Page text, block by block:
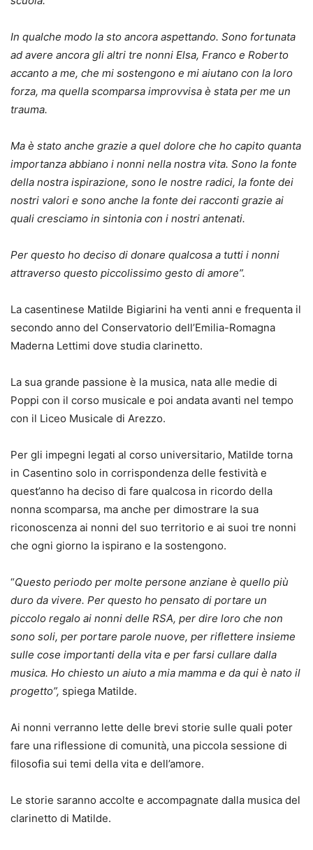
In qualche modo la sto ancora aspettando. Sono fortunata
ad avere ancora gli altri tre nonni Elsa, Franco e Roberto
accanto a me, che mi sostengono e mi aiutano con la loro
forza, ma quella scomparsa improvvisa è stata per me un
trauma.
Ma è stato anche grazie a quel dolore che ho capito quanta
importanza abbiano i nonni nella nostra vita. Sono la fonte
della nostra ispirazione, sono le nostre radici, la fonte dei
nostri valori e sono anche la fonte dei racconti grazie ai
quali cresciamo in sintonia con i nostri antenati.
Per questo ho deciso di donare qualcosa a tutti i nonni
attraverso questo piccolissimo gesto di amore”.
La casentinese Matilde Bigiarini ha venti anni e frequenta il
secondo anno del Conservatorio dell’Emilia-Romagna
Maderna Lettimi dove studia clarinetto.
La sua grande passione è la musica, nata alle medie di
Poppi con il corso musicale e poi andata avanti nel tempo
con il Liceo Musicale di Arezzo.
Per gli impegni legati al corso universitario, Matilde torna
in Casentino solo in corrispondenza delle festività e
quest’anno ha deciso di fare qualcosa in ricordo della
nonna scomparsa, ma anche per dimostrare la sua
riconoscenza ai nonni del suo territorio e ai suoi tre nonni
che ogni giorno la ispirano e la sostengono.
“Questo periodo per molte persone anziane è quello più
duro da vivere. Per questo ho pensato di portare un
piccolo regalo ai nonni delle RSA, per dire loro che non
sono soli, per portare parole nuove, per riflettere insieme
sulle cose importanti della vita e per farsi cullare dalla
musica. Ho chiesto un aiuto a mia mamma e da qui è nato il
progetto”, spiega Matilde.
Ai nonni verranno lette delle brevi storie sulle quali poter
fare una riflessione di comunità, una piccola sessione di
filosofia sui temi della vita e dell’amore.
Le storie saranno accolte e accompagnate dalla musica del
clarinetto di Matilde.